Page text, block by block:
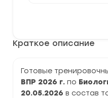
Краткое описание
Готовые
ВПР 2026 г. по
20.05.2026 в состав
Биологии
задания
и
ответы